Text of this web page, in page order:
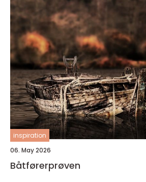
inspiration
06. May 2026
Båtførerprøven